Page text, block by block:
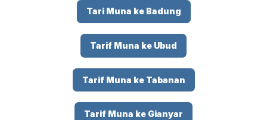
Tari Muna ke Badung
Tarif Muna ke Ubud
Tarif Muna ke Tabanan
Tarif Muna ke Gianyar